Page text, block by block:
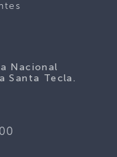
Nacional
Santa Tecla.